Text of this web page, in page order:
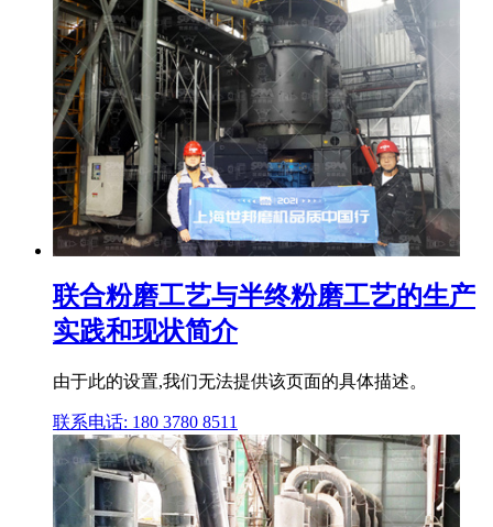
联合粉磨工艺与半终粉磨工艺的生产
实践和现状简介
由于此的设置,我们无法提供该页面的具体描述。
联系电话: 180 3780 8511